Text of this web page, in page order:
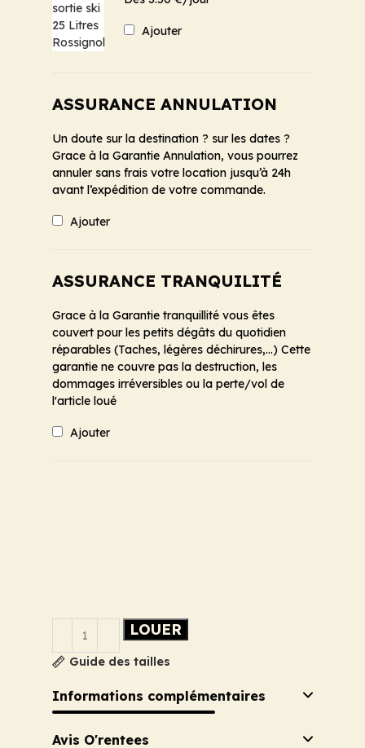
Ajouter
ASSURANCE ANNULATION
Un doute sur la destination ? sur les dates ?
Grace à la Garantie Annulation, vous pourrez
annuler sans frais votre location jusqu’à 24h
avant l’expédition de votre commande.
Ajouter
ASSURANCE TRANQUILITÉ
Grace à la Garantie tranquillité vous êtes
couvert pour les petits dégâts du quotidien
réparables (Taches, légères déchirures,...) Cette
garantie ne couvre pas la destruction, les
dommages irréversibles ou la perte/vol de
l'article loué
Ajouter
LOUER
Guide des tailles
Informations complémentaires
Avis O'rentees